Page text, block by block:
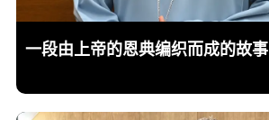
一段由上帝的恩典编织而成的故事